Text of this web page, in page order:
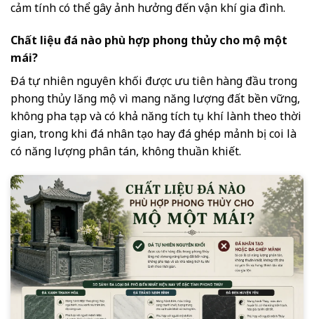
cảm tính có thể gây ảnh hưởng đến vận khí gia đình.
Chất liệu đá nào phù hợp phong thủy cho mộ một
mái?
Đá tự nhiên nguyên khối được ưu tiên hàng đầu trong
phong thủy lăng mộ vì mang năng lượng đất bền vững,
không pha tạp và có khả năng tích tụ khí lành theo thời
gian, trong khi đá nhân tạo hay đá ghép mảnh bị coi là
có năng lượng phân tán, không thuần khiết.